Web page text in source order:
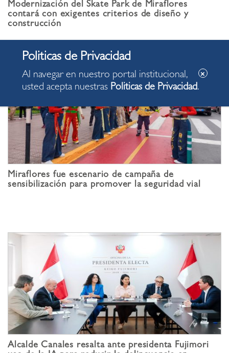
Modernización del Skate Park de Miraflores
contará con exigentes criterios de diseño y
construcción
Miraflores fue escenario de campaña de
sensibilización para promover la seguridad vial
Alcalde Canales resalta ante presidenta Fujimori
Al navegar en nuestro portal institucional,
usted acepta nuestras Politicas de Privacidad.